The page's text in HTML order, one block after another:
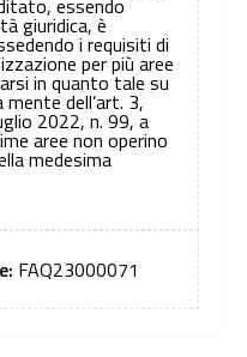
essendo
giuridica, è
i requisiti di
per più aree
in quanto tale su
mente dell’art. 3,
2022, n. 99, a
aree non operino
medesima
FAQ23000071